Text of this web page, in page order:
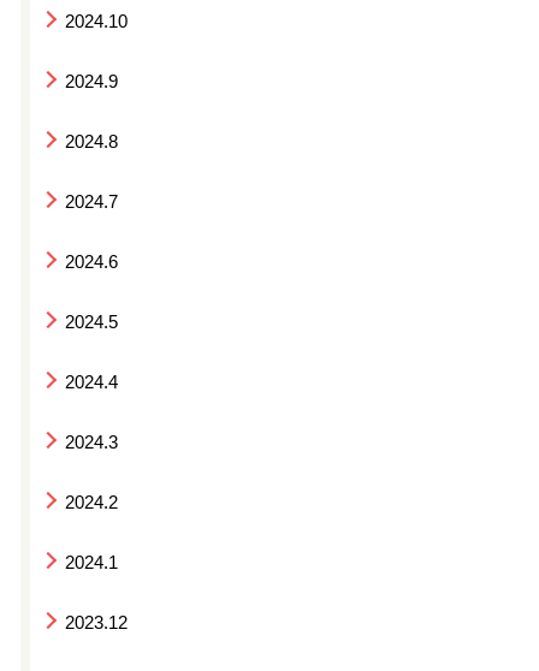
2024.10
2024.9
2024.8
2024.7
2024.6
2024.5
2024.4
2024.3
2024.2
2024.1
2023.12